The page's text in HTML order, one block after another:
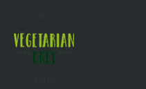
Inhalt